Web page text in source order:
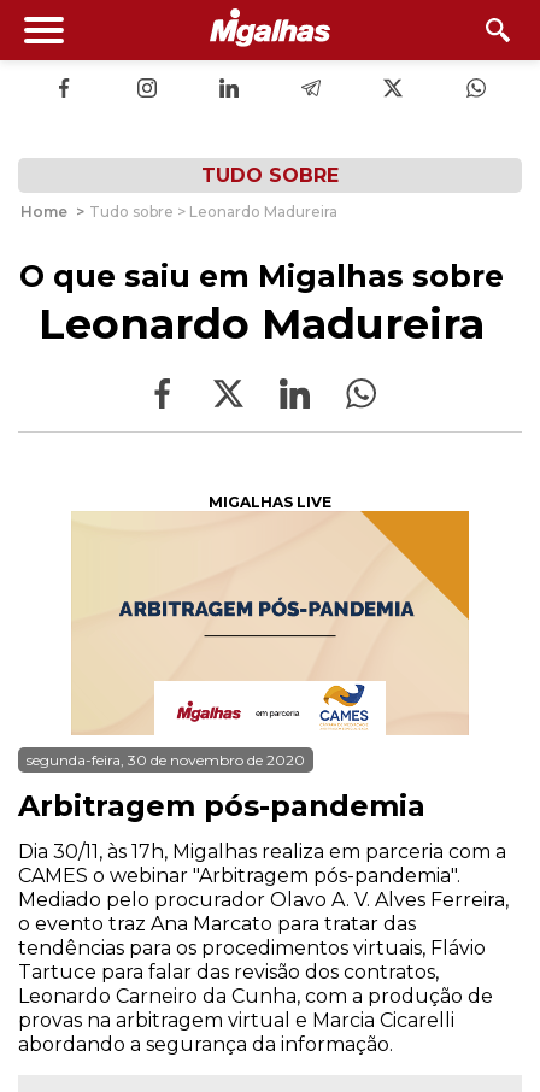
TUDO SOBRE
Home > Tudo sobre > Leonardo Madureira
O que saiu em Migalhas sobre
Leonardo Madureira
MIGALHAS LIVE
segunda-feira, 30 de novembro de 2020
Arbitragem pós-pandemia
Dia 30/11, às 17h, Migalhas realiza em parceria com a
CAMES o webinar "Arbitragem pós-pandemia".
Mediado pelo procurador Olavo A. V. Alves Ferreira,
o evento traz Ana Marcato para tratar das
tendências para os procedimentos virtuais, Flávio
Tartuce para falar das revisão dos contratos,
Leonardo Carneiro da Cunha, com a produção de
provas na arbitragem virtual e Marcia Cicarelli
abordando a segurança da informação.